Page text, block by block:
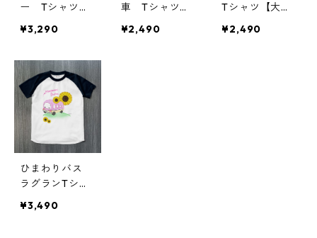
ー Tシャツ
¥3,290
車 Tシャツ
¥2,490
Tシャツ【大人
¥2,490
ひまわりバス
ラグランTシャ
¥3,490